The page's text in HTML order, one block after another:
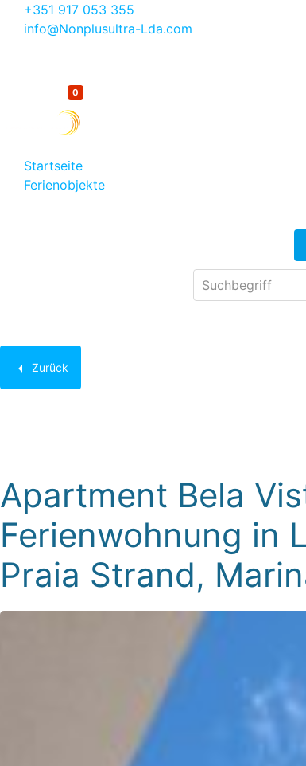
+351 917 053 355
info@Nonplusultra-Lda.com
Merkliste0
Startseite
Ferienobjekte
Zurück
Apartment Bela
Ferienwohnung in
Praia Strand,